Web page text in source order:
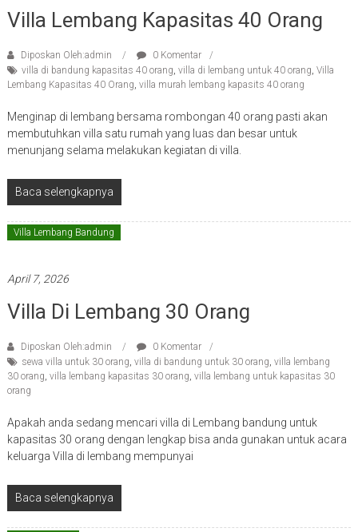
Villa Lembang Kapasitas 40 Orang
Diposkan Oleh:admin
0 Komentar
villa di bandung kapasitas 40 orang, villa di lembang untuk 40 orang, Villa
Lembang Kapasitas 40 Orang, villa murah lembang kapasits 40 orang
Menginap di lembang bersama rombongan 40 orang pasti akan
membutuhkan villa satu rumah yang luas dan besar untuk
menunjang selama melakukan kegiatan di villa.
Baca selengkapnya
Villa Lembang Bandung
April 7, 2026
Villa Di Lembang 30 Orang
Diposkan Oleh:admin
0 Komentar
sewa villa untuk 30 orang, villa di bandung untuk 30 orang, villa lembang
30 orang, villa lembang kapasitas 30 orang, villa lembang untuk kapasitas 30
orang
Apakah anda sedang mencari villa di Lembang bandung untuk
kapasitas 30 orang dengan lengkap bisa anda gunakan untuk acara
keluarga Villa di lembang mempunyai
Baca selengkapnya